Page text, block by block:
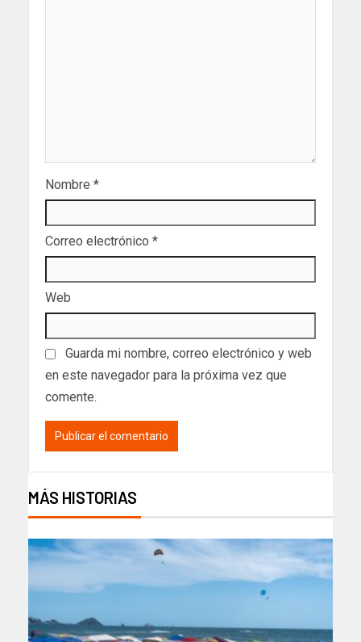
Nombre *
Correo electrónico *
Web
Guarda mi nombre, correo electrónico y web
en este navegador para la próxima vez que
comente.
MÁS HISTORIAS